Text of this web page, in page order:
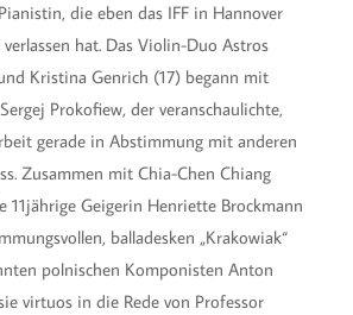
die eben das IFF in Hannover
hat. Das Violin-Duo Astros
Kristina Genrich (17) begann mit
Prokofiew, der veranschaulichte,
gerade in Abstimmung mit anderen
Zusammen mit Chia-Chen Chiang
Geigerin Henriette Brockmann
balladesken „Krakowiak“
polnischen Komponisten Anton
virtuos in die Rede von Professor